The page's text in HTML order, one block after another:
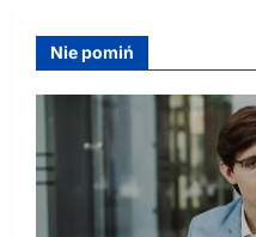
Nie pomiń